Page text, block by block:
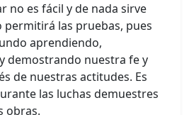
no es fácil y de nada sirve
permitirá las pruebas, pues
aprendiendo,
demostrando nuestra fe y
de nuestras actitudes. Es
las luchas demuestres
obras.